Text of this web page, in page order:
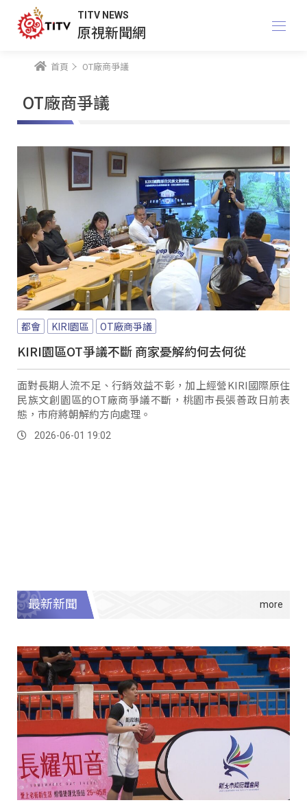
TITV NEWS
原視新聞網
首頁 OT廠商爭議
OT廠商爭議
都會 KIRI園區 OT廠商爭議
KIRI園區OT爭議不斷 商家憂解約何去何從
面對長期人流不足、行銷效益不彰，加上經營KIRI國際原住
民族文創園區的OT廠商爭議不斷，桃園市長張善政日前表
態，市府將朝解約方向處理。
2026-06-01 19:02
最新新聞